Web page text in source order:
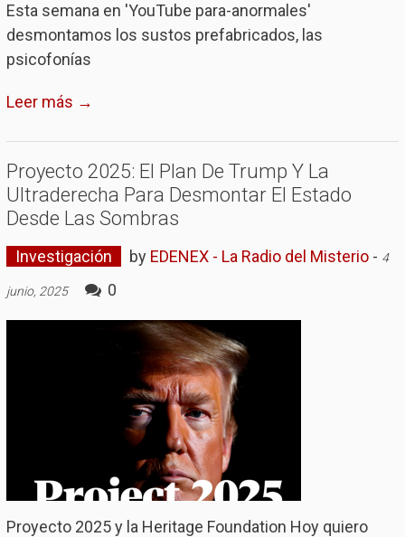
Esta semana en 'YouTube para-anormales'
desmontamos los sustos prefabricados, las
psicofonías
Leer más →
Proyecto 2025: El Plan De Trump Y La
Ultraderecha Para Desmontar El Estado
Desde Las Sombras
Investigación by EDENEX - La Radio del Misterio- 4
junio, 2025 0
Proyecto 2025 y la Heritage Foundation Hoy quiero